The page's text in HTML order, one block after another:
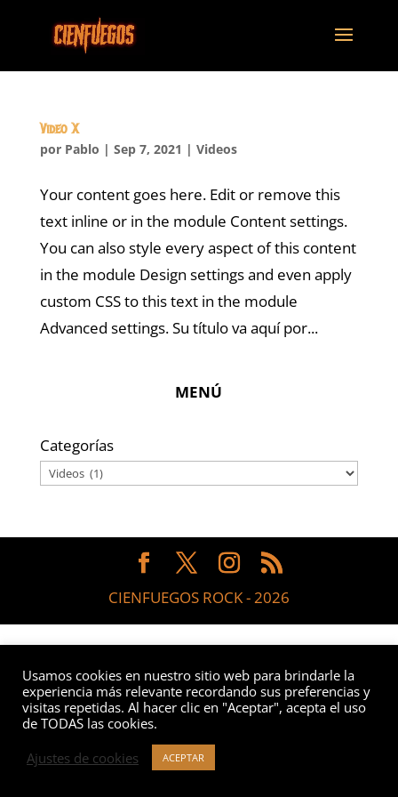
Video X
por Pablo | Sep 7, 2021 | Videos
Your content goes here. Edit or remove this
text inline or in the module Content settings.
You can also style every aspect of this content
in the module Design settings and even apply
custom CSS to this text in the module
Advanced settings. Su título va aquí por...
MENÚ
Categorías
CIENFUEGOS ROCK - 2026
Usamos cookies en nuestro sitio web para brindarle la
experiencia más relevante recordando sus preferencias y
visitas repetidas. Al hacer clic en "Aceptar", acepta el uso
de TODAS las cookies.
Ajustes de cookies
ACEPTAR